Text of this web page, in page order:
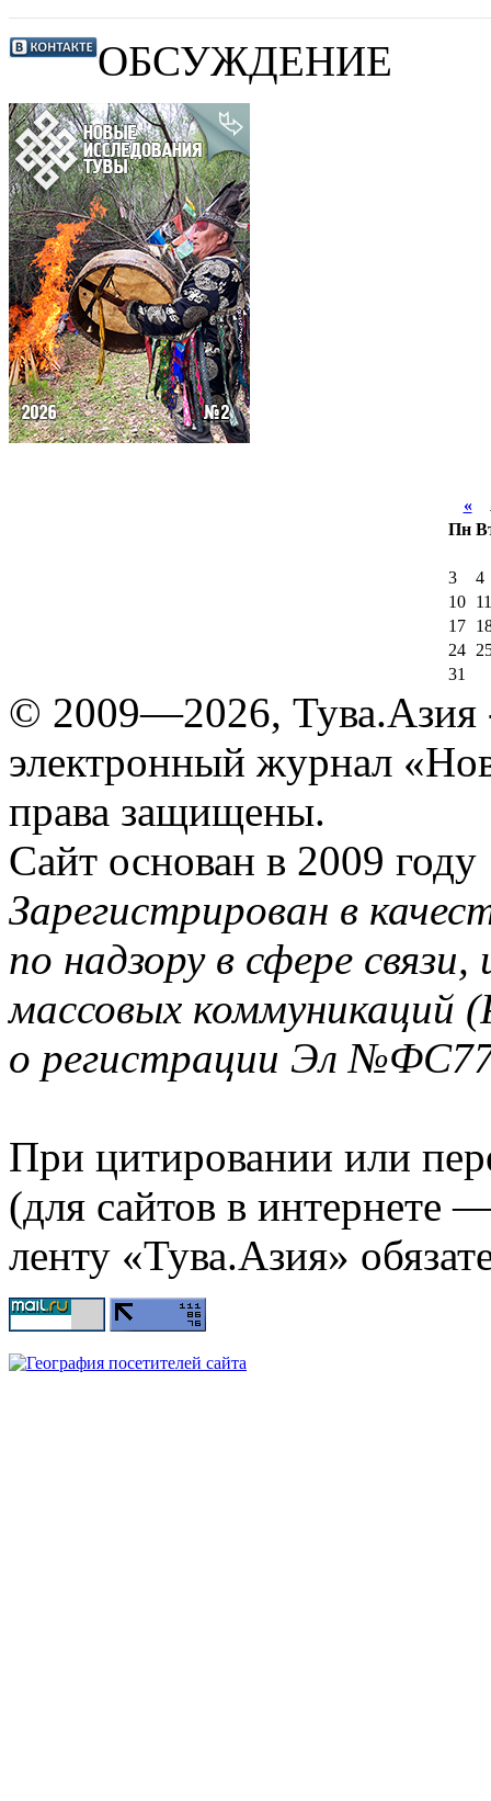
ОБСУЖДЕНИЕ
«
Пн
3
4
10
11
17
24
31
© 2009—2026, Тува.Азия
электронный журнал
права защищены.
Сайт основан в 2009 году
Зарегистрирован в
по надзору в сфере
массовых коммуникаций
о регистрации Эл
При цитировании или
(для сайтов в интернете
ленту «Тува.Азия»